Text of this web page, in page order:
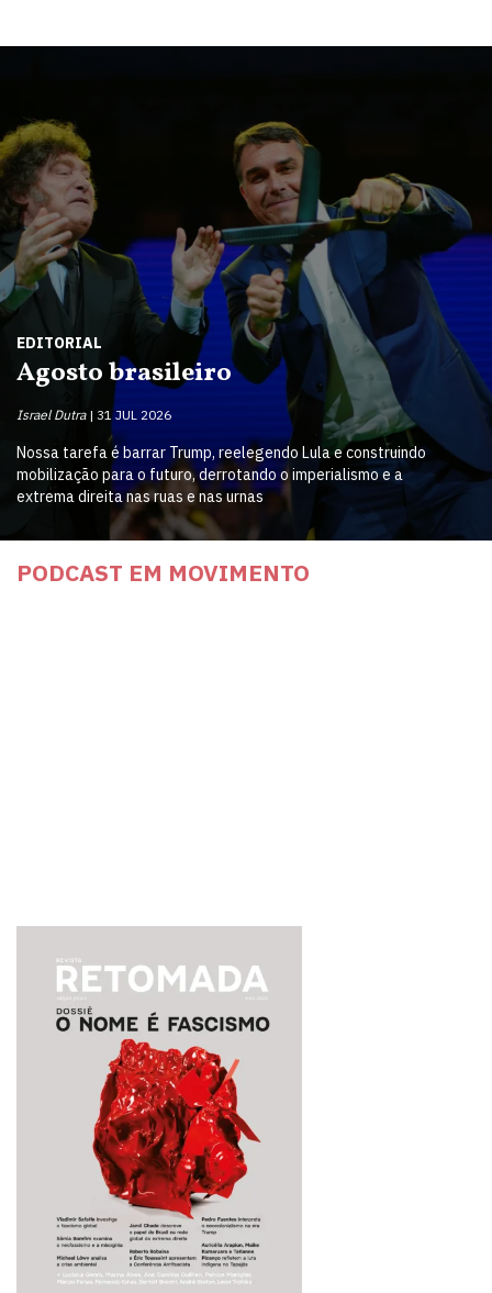
EDITORIAL
Agosto brasileiro
Israel Dutra 31 JUL 2026
Nossa tarefa é barrar Trump, reelegendo Lula e construindo
mobilização para o futuro, derrotando o imperialismo e a
extrema direita nas ruas e nas urnas
PODCAST EM MOVIMENTO